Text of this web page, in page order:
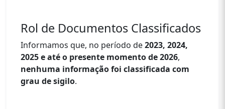
Rol de Documentos Classificados
Informamos que, no período de2023, 2024,
2025 e até o presente momento de 2026,
nenhuma informação foi classificada com
grau de sigilo.